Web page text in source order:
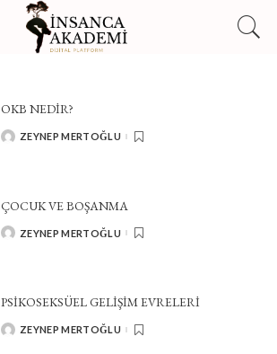
OKB NEDIR?
POSTEDZEYNEP MERTOĞLU
ÇOCUK VE BOŞANMA
POSTEDZEYNEP MERTOĞLU
PSIKOSEKSÜEL GELIŞIM EVRELERI
POSTEDZEYNEP MERTOĞLU